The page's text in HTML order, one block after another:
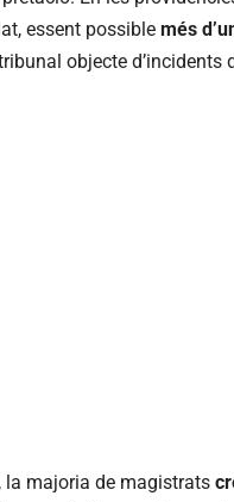
essent possible més
objecte
la majoria de magistrats